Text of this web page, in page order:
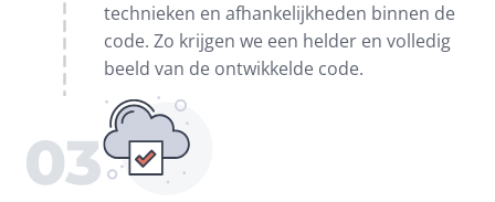
technieken en afhankelijkheden binnen de
code. Zo krijgen we een helder en volledig
beeld van de ontwikkelde code.
03